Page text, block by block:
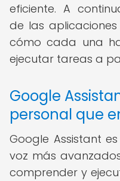
eficiente. A
de las
cómo cada una
ejecutar tareas a
Google
personal que
Google Assistant
voz más
comprender y